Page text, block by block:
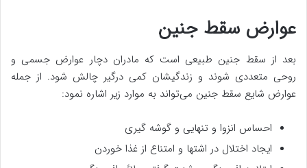
عوارض سقط جنین
بعد از سقط جنین طبیعی است که مادران دچار عوارض جسمی و
روحی متعددی شوند و زندگیشان کمی درگیر چالش شود. از جمله
عوارض شایع سقط جنین می‌تواند به موارد زیر اشاره نمود:
احساس انزوا و تنهایی و گوشه گیری
ایجاد اختلال در اشتها و امتناع از غذا خوردن